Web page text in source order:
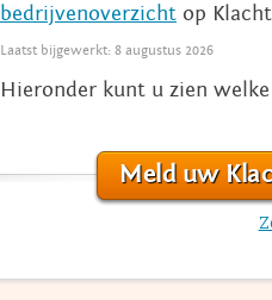
bedrijvenoverzicht op
Laatst bijgewerkt: 8 augustus 2026
Hieronder kunt u zien
Meld uw